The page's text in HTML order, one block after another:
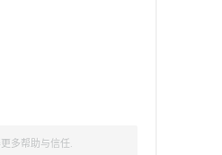
多帮助与信任.